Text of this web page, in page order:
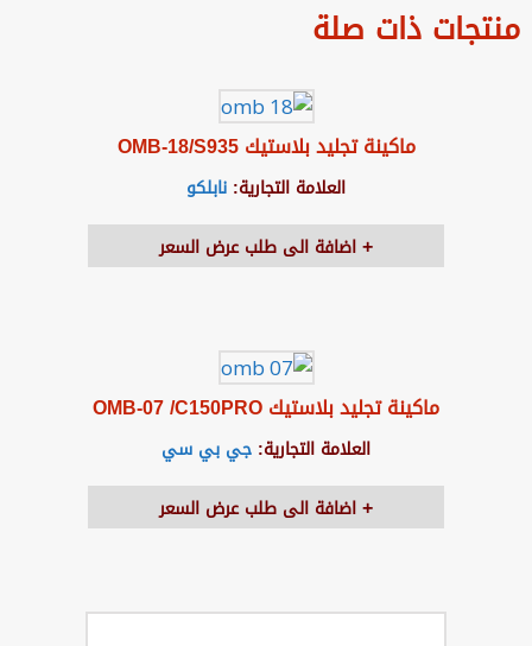
منتجات ذات صلة
ماكينة تجليد بلاستيك OMB-18/S935
العلامة التجارية: نابلكو
اضافة الى طلب عرض السعر
ماكينة تجليد بلاستيك OMB-07 /C150PRO
العلامة التجارية: جي بي سي
اضافة الى طلب عرض السعر